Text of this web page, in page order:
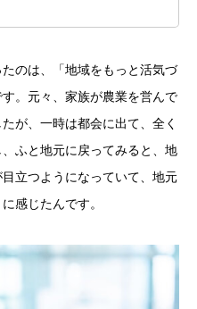
のは、「地域をもっと活気づ
。元々、家族が農業を営んで
が、一時は都会に出て、全く
ふと地元に戻ってみると、地
立つようになっていて、地元
感じたんです。